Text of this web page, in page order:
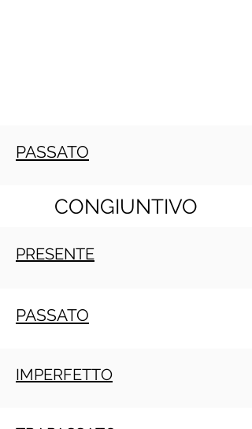
PASSATO
CONGIUNTIVO
PRESENTE
PASSATO
IMPERFETTO